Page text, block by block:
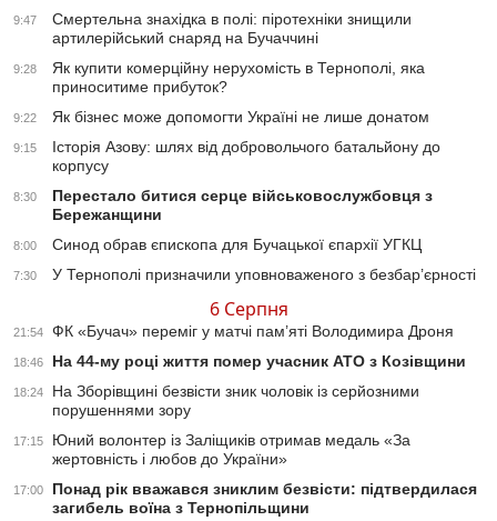
9:47
Смертельна знахідка в полі: піротехніки знищили
артилерійський снаряд на Бучаччині
9:28
Як купити комерційну нерухомість в Тернополі, яка
приноситиме прибуток?
9:22 Як бізнес може допомогти Україні не лише донатом
9:15
Історія Азову: шлях від добровольчого батальйону до
корпусу
8:30
Перестало битися серце військовослужбовця з
Бережанщини
8:00 Синод обрав єпископа для Бучацької єпархії УГКЦ
7:30 У Тернополі призначили уповноваженого з безбар’єрності
6 Серпня
21:54 ФК «Бучач» переміг у матчі пам’яті Володимира Дроня
18:46 На 44-му році життя помер учасник АТО з Козівщини
18:24
На Зборівщині безвісти зник чоловік із серйозними
порушеннями зору
17:15
Юний волонтер із Заліщиків отримав медаль «За
жертовність і любов до України»
17:00
Понад рік вважався зниклим безвісти: підтвердилася
загибель воїна з Тернопільщини